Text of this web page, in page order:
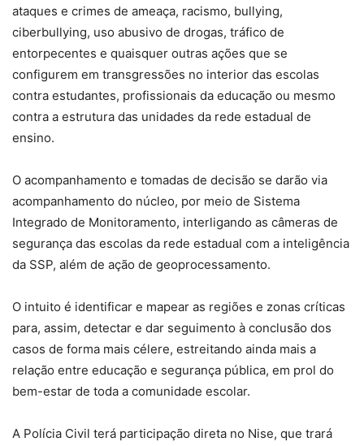
ataques e crimes de ameaça, racismo, bullying,
ciberbullying, uso abusivo de drogas, tráfico de
entorpecentes e quaisquer outras ações que se
configurem em transgressões no interior das escolas
contra estudantes, profissionais da educação ou mesmo
contra a estrutura das unidades da rede estadual de
ensino.
O acompanhamento e tomadas de decisão se darão via
acompanhamento do núcleo, por meio de Sistema
Integrado de Monitoramento, interligando as câmeras de
segurança das escolas da rede estadual com a inteligência
da SSP, além de ação de geoprocessamento.
O intuito é identificar e mapear as regiões e zonas críticas
para, assim, detectar e dar seguimento à conclusão dos
casos de forma mais célere, estreitando ainda mais a
relação entre educação e segurança pública, em prol do
bem-estar de toda a comunidade escolar.
A Polícia Civil terá participação direta no Nise, que trará